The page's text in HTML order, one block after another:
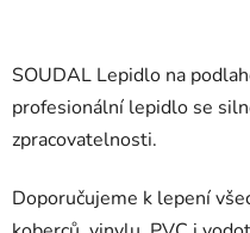
SOUDAL Lepidlo na
profesionální lepidlo se
zpracovatelnosti.
Doporučujeme k lepení